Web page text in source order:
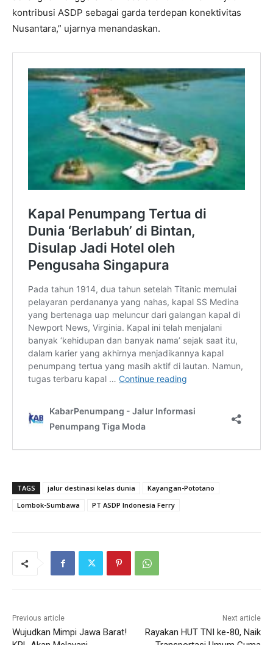
kontribusi ASDP sebagai garda terdepan konektivitas
Nusantara,” ujarnya menandaskan.
TAGS jalur destinasi kelas dunia
Kayangan-Pototano
Lombok-Sumbawa
PT ASDP Indonesia Ferry
Previous article
Wujudkan Mimpi Jawa Barat!
Next article
Rayakan HUT TNI ke-80, Naik